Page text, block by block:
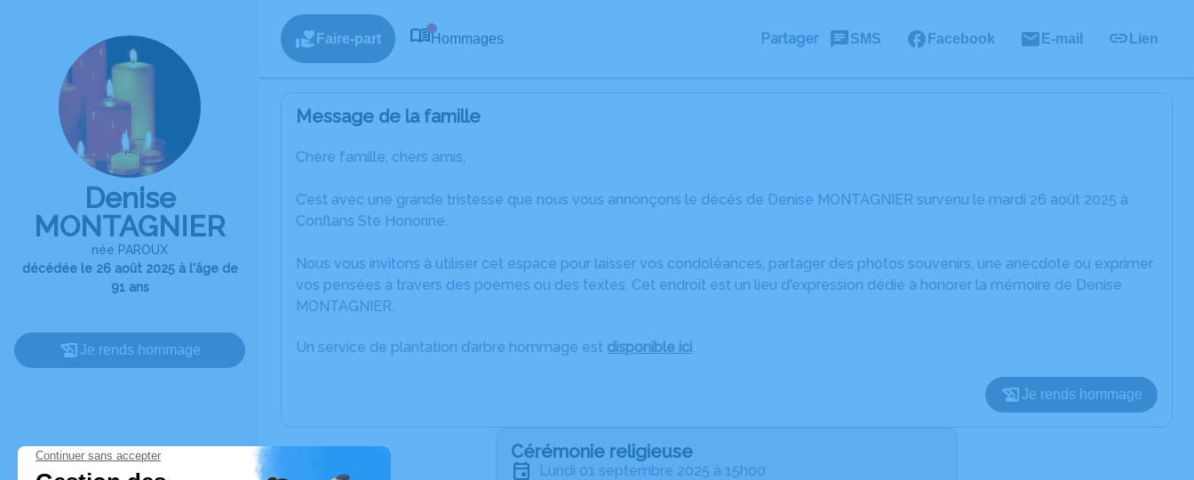
Denise
MONTAGNIER
née PAROUX
décédée le 26 août 2025 à l'âge de
91 ans
Je rends hommage
Faire-part Hommages Partager SMS Facebook E-mail Lien
Message de la famille
Chère famille, chers amis,
C’est avec une grande tristesse que nous vous annonçons le décès de Denise MONTAGNIER survenu le mardi 26 août 2025 à
Conflans Ste Honorine.
Nous vous invitons à utiliser cet espace pour laisser vos condoléances, partager des photos souvenirs, une anecdote ou exprimer
vos pensées à travers des poèmes ou des textes. Cet endroit est un lieu d'expression dédié à honorer la mémoire de Denise
MONTAGNIER.
Un service de plantation d’arbre hommage est disponible ici.
Je rends hommage
Cérémonie religieuse
lundi 01 septembre 2025 à 15h00